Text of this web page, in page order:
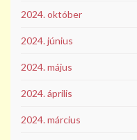
2024. október
2024. június
2024. május
2024. április
2024. március